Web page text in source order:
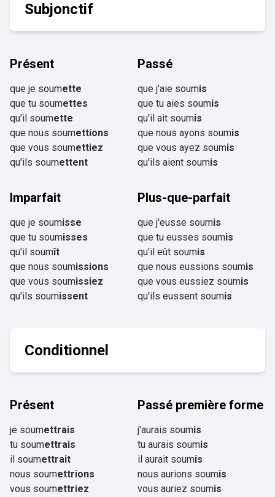
Subjonctif
Présent
que je soumette
que tu soumettes
qu'il soumette
que nous soumettions
que vous soumettiez
qu'ils soumettent
Passé
que j'aie soumis
que tu aies soumis
qu'il ait soumis
que nous ayons soumis
que vous ayez soumis
qu'ils aient soumis
Imparfait
que je soumisse
que tu soumisses
qu'il soumît
que nous soumissions
que vous soumissiez
qu'ils soumissent
Plus-que-parfait
que j'eusse soumis
que tu eusses soumis
qu'il eût soumis
que nous eussions soumis
que vous eussiez soumis
qu'ils eussent soumis
Conditionnel
Présent
je soumettrais
tu soumettrais
il soumettrait
nous soumettrions
vous soumettriez
Passé première forme
j'aurais soumis
tu aurais soumis
il aurait soumis
nous aurions soumis
vous auriez soumis